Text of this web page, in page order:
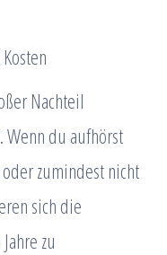
Nachteil
Wenn du aufhörst
zumindest nicht
sich die
zu